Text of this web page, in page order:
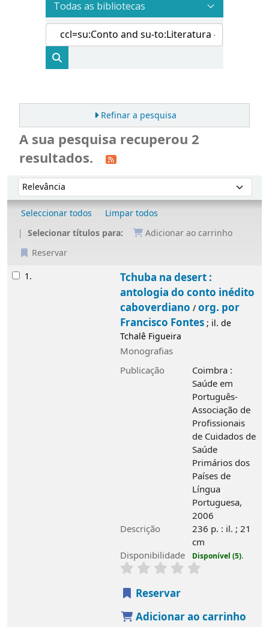
Refinar a pesquisa
A sua pesquisa recuperou 2
resultados.
Ordenar
Ordenar por:
Seleccionar todos
Limpar todos
Selecionar títulos para:
Adicionar ao carrinho
Reservar
Resultados
1.
Tchuba na desert :
antologia do conto inédito
caboverdiano /org. por
Francisco Fontes; il. de
Tchalê Figueira
Monografias
Publicação
Coimbra :
Saúde em
Português-
Associação de
Profissionais
de Cuidados de
Saúde
Primários dos
Países de
Língua
Portuguesa,
2006
Descrição
236 p. : il. ; 21
cm
Disponibilidade
Disponível (5).
Reservar
Adicionar ao carrinho